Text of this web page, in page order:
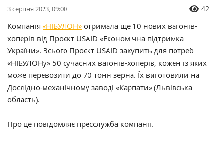
3 серпня 2023, 09:00 42
Компанія «НІБУЛОН» отримала ще 10 нових вагонів-
хоперів від Проєкт USAID «Економічна підтримка
України». Всього Проєкт USAID закупить для потреб
«НІБУЛОНу» 50 сучасних вагонів-хоперів, кожен із яких
може перевозити до 70 тонн зерна. Їх виготовили на
Дослідно-механічному заводі «Карпати» (Львівська
область).
Про це повідомляє пресслужба компанії.